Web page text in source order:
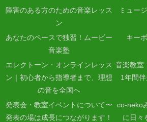
障害のある方のための音楽レッス
ン
ミュー
あなたのペースで独習！ムービー
音楽塾
キー
エレクトーン・オンラインレッス
ン｜初心者から指導者まで、理想
の音を全国へ
音楽教室
1年間
発表会・教室イベントについて〜
発表の場は成長につながります！
co-neko
に日々